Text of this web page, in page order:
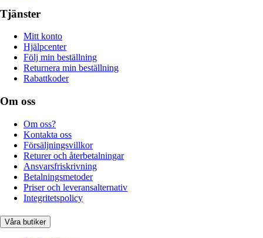
Tjänster
Mitt konto
Hjälpcenter
Följ min beställning
Returnera min beställning
Rabattkoder
Om oss
Om oss?
Kontakta oss
Försäljningsvillkor
Returer och återbetalningar
Ansvarsfriskrivning
Betalningsmetoder
Priser och leveransalternativ
Integritetspolicy
Våra butiker